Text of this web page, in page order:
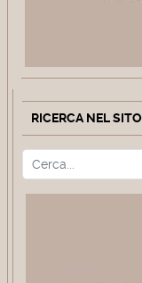
RICERCA NEL SITO
Cerca